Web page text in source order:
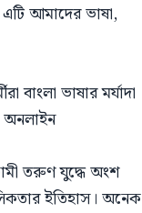
আমাদের ভাষা,
ভাষার মর্যাদা
অনলাইন
তরুণ যুদ্ধে অংশ
ইতিহাস। অনেক